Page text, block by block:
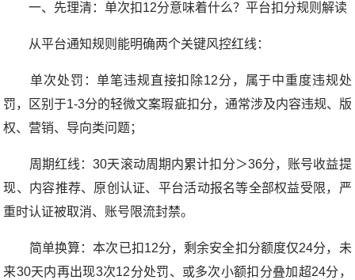
一、先理清：单次扣12分意味着什么？平台扣分规则解读
从平台通知规则能明确两个关键风控红线：
单次处罚：单笔违规直接扣除12分，属于中重度违规处
罚，区别于1-3分的轻微文案瑕疵扣分，通常涉及内容违规、版
权、营销、导向类问题；
周期红线：30天滚动周期内累计扣分＞36分，账号收益提
现、内容推荐、原创认证、平台活动报名等全部权益受限，严
重时认证被取消、账号限流封禁。
简单换算：本次已扣12分，剩余安全扣分额度仅24分，未
来30天内再出现3次12分处罚、或多次小额扣分叠加超24分，